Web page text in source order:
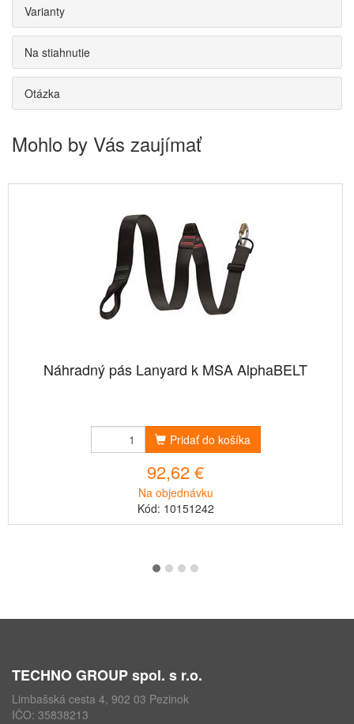
Varianty
Na stiahnutie
Otázka
Mohlo by Vás zaujímať
Náhradný pás Lanyard k MSA AlphaBELT
Pridať do košíka
92,62 €
Na objednávku
Kód: 10151242
TECHNO GROUP spol. s r.o.
Limbašská cesta 4, 902 03 Pezinok
IČO: 35838213